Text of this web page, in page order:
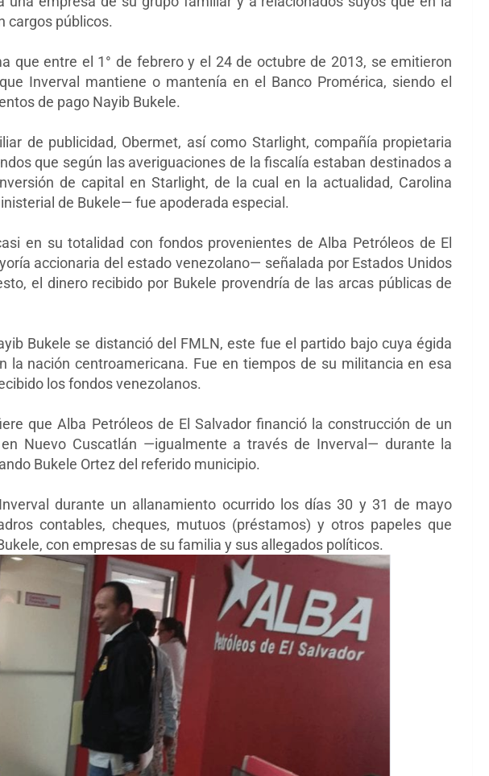
cargos públicos.
que entre el 1° de febrero y el 24 de octubre de 2013, se emitieron
Inverval mantiene o mantenía en el Banco Promérica, siendo el
de pago Nayib Bukele.
de publicidad, Obermet, así como Starlight, compañía propietaria
que según las averiguaciones de la fiscalía estaban destinados a
de capital en Starlight, de la cual en la actualidad, Carolina
de Bukele— fue apoderada especial.
en su totalidad con fondos provenientes de Alba Petróleos de El
accionaria del estado venezolano— señalada por Estados Unidos
el dinero recibido por Bukele provendría de las arcas públicas de
Bukele se distanció del FMLN, este fue el partido bajo cuya égida
la nación centroamericana. Fue en tiempos de su militancia en esa
los fondos venezolanos.
que Alba Petróleos de El Salvador financió la construcción de un
Nuevo Cuscatlán —igualmente a través de Inverval— durante la
Bukele Ortez del referido municipio.
durante un allanamiento ocurrido los días 30 y 31 de mayo
contables, cheques, mutuos (préstamos) y otros papeles que
con empresas de su familia y sus allegados políticos.